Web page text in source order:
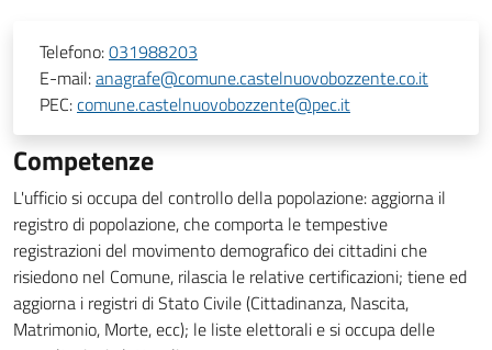
Telefono:031988203
E-mail:anagrafe@comune.castelnuovobozzente.co.it
PEC:comune.castelnuovobozzente@pec.it
Competenze
L'ufficio si occupa del controllo della popolazione: aggiorna il
registro di popolazione, che comporta le tempestive
registrazioni del movimento demografico dei cittadini che
risiedono nel Comune, rilascia le relative certificazioni; tiene ed
aggiorna i registri di Stato Civile (Cittadinanza, Nascita,
Matrimonio, Morte, ecc); le liste elettorali e si occupa delle